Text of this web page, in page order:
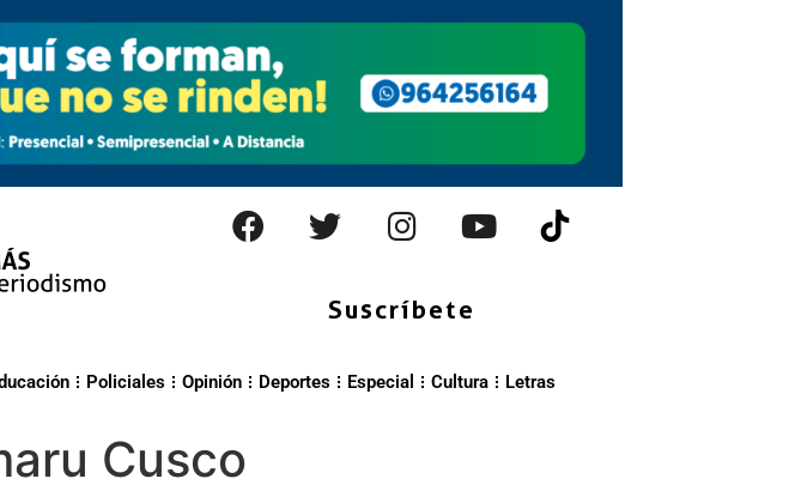
Suscríbete
Policiales Opinión Deportes Especial Cultura Letras
Cusco